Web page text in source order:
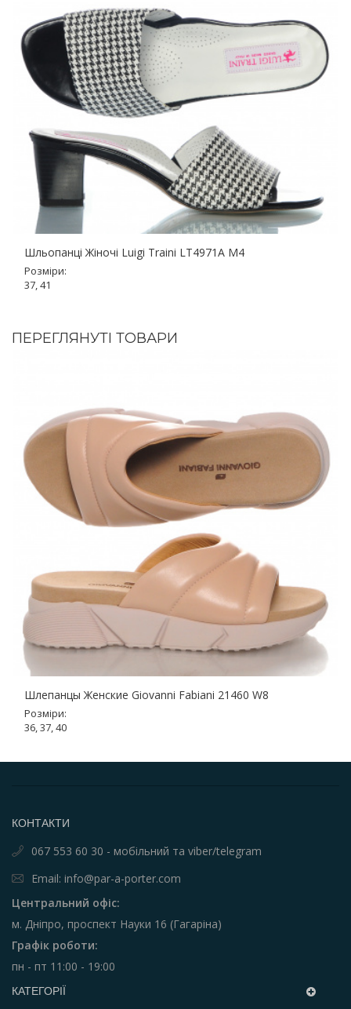
Шльопанці Жіночі Luigi Traini LT4971A M4
Розміри:
37, 41
ПЕРЕГЛЯНУТІ ТОВАРИ
Шлепанцы Женские Giovanni Fabiani 21460 W8
Розміри:
36, 37, 40
КОНТАКТИ
067 553 60 30 - мобільний та viber/telegram
Email: info@par-a-porter.com
Центральний офіс:
м. Дніпро, проспект Науки 16 (Гагаріна)
Графік роботи:
пн - пт 11:00 - 19:00
КАТЕГОРІЇ